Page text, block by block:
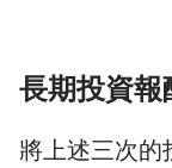
長期投資報
將上述三次的